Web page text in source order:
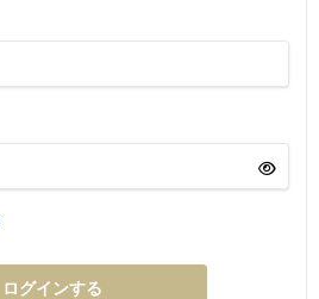
ログインする